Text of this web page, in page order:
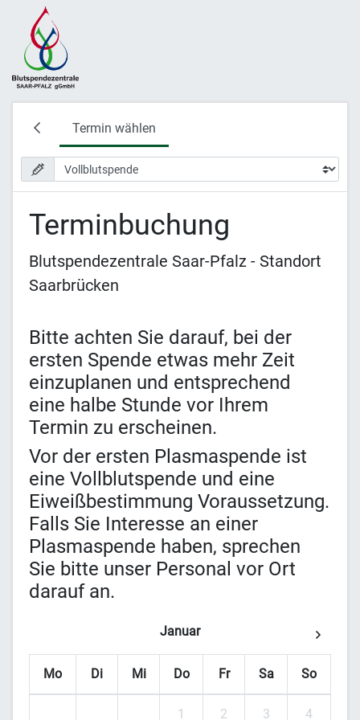
Termin wählen
Terminbuchung
Blutspendezentrale Saar-Pfalz - Standort
Saarbrücken
Bitte achten Sie darauf, bei der
ersten Spende etwas mehr Zeit
einzuplanen und entsprechend
eine halbe Stunde vor Ihrem
Termin zu erscheinen.
Vor der ersten Plasmaspende ist
eine Vollblutspende und eine
Eiweißbestimmung Voraussetzung.
Falls Sie Interesse an einer
Plasmaspende haben, sprechen
Sie bitte unser Personal vor Ort
darauf an.
Januar
Mo Di Mi Do Fr Sa So
1 2 3 4